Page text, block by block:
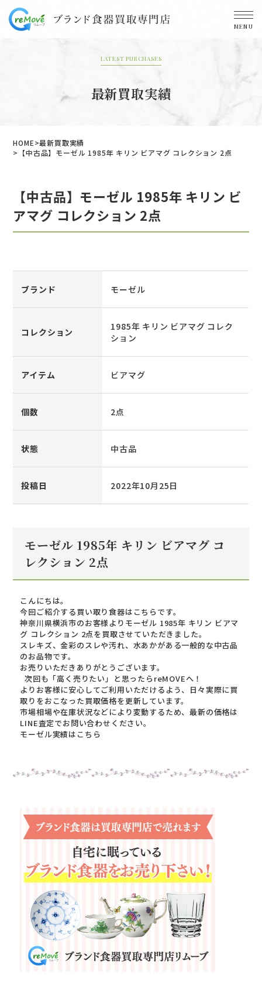
MENU
LATEST PURCHASES
最新買取実績
HOME
最新買取実績
【中古品】モーゼル 1985年 キリン ビアマグ コレクション 2点
【中古品】モーゼル 1985年 キリン ビ
アマグ コレクション 2点
ブランド モーゼル
コレクション
1985年 キリン ビアマグ コレク
ション
アイテム ビアマグ
個数 2点
状態 中古品
投稿日 2022年10月25日
モーゼル 1985年 キリン ビアマグ コ
レクション 2点
こんにちは。
今回ご紹介する買い取り食器はこちらです。
神奈川県横浜市のお客様よりモーゼル 1985年 キリン ビアマ
グ コレクション 2点を買取させていただきました。
スレキズ、金彩のスレや汚れ、水あかがある一般的な中古品
のお品物です。
お売りいただきありがとうございます。
次回も「高く売りたい」と思ったらreMOVEへ！
よりお客様に安心してご利用いただけるよう、日々実際に買
取りをおこなった買取価格を更新しています。
市場相場や在庫状況などにより変動するため、最新の価格は
LINE査定でお問い合わせください。
モーゼル実績はこちら